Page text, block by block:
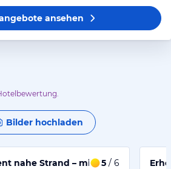
ansehen
Bilder hochladen
nahe Strand – mit Luft nach oben
5 / 6